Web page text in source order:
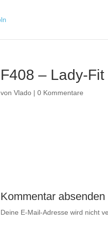
F408 – Lady-
vonVlado |0 Kommentare
Kommentar absenden
Deine E-Mail-Adresse wird nicht